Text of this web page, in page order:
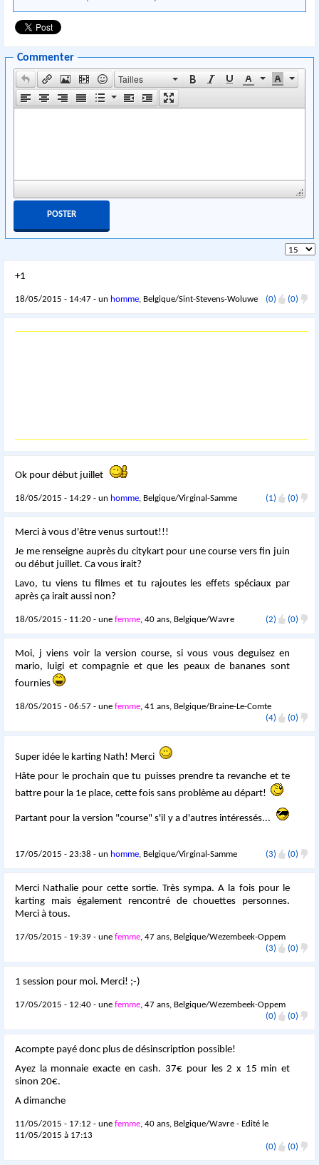
Commenter
Tailles
+1
18/05/2015 - 14:47 - un homme, Belgique/Sint-Stevens-Woluwe (0) (0)
Ok pour début juillet
18/05/2015 - 14:29 - un homme, Belgique/Virginal-Samme (1) (0)
Merci à vous d'être venus surtout!!!
Je me renseigne auprès du citykart pour une course vers fin juin
ou début juillet. Ca vous irait?
Lavo, tu viens tu filmes et tu rajoutes les effets spéciaux par
après ça irait aussi non?
18/05/2015 - 11:20 - unefemme, 40 ans, Belgique/Wavre (2) (0)
Moi, j viens voir la version course, si vous vous deguisez en
mario, luigi et compagnie et que les peaux de bananes sont
fournies
18/05/2015 - 06:57 - unefemme, 41 ans, Belgique/Braine-Le-Comte
(4)
(0)
Super idée le karting Nath! Merci
Hâte pour le prochain que tu puisses prendre ta revanche et te
battre pour la 1e place, cette fois sans problème au départ!
Partant pour la version "course" s'il y a d'autres intéressés...
17/05/2015 - 23:38 - un homme, Belgique/Virginal-Samme (3) (0)
Merci Nathalie pour cette sortie. Très sympa. A la fois pour le
karting mais également rencontré de chouettes personnes.
Merci à tous.
17/05/2015 - 19:39 - unefemme, 47 ans, Belgique/Wezembeek-Oppem
(3)
(0)
1 session pour moi. Merci! ;-)
17/05/2015 - 12:40 - unefemme, 47 ans, Belgique/Wezembeek-Oppem
(0)
(0)
Acompte payé donc plus de désinscription possible!
Ayez la monnaie exacte en cash. 37€ pour les 2 x 15 min et
sinon 20€.
A dimanche
11/05/2015 - 17:12 - unefemme, 40 ans, Belgique/Wavre - Edité le
11/05/2015 à 17:13
(0)
(0)